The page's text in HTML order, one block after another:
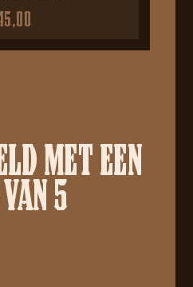
MET EEN
5